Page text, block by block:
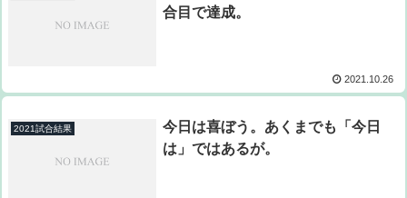
合目で達成。
2021.10.26
2021試合結果
今日は喜ぼう。あくまでも「今日
は」ではあるが。